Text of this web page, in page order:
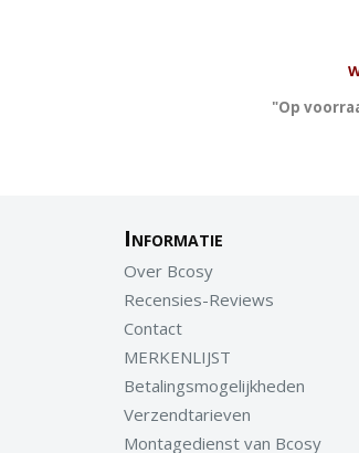
"Op
Informatie
Over Bcosy
Recensies-Reviews
Contact
MERKENLIJST
Betalingsmogelijkheden
Verzendtarieven
Montagedienst van Bcosy